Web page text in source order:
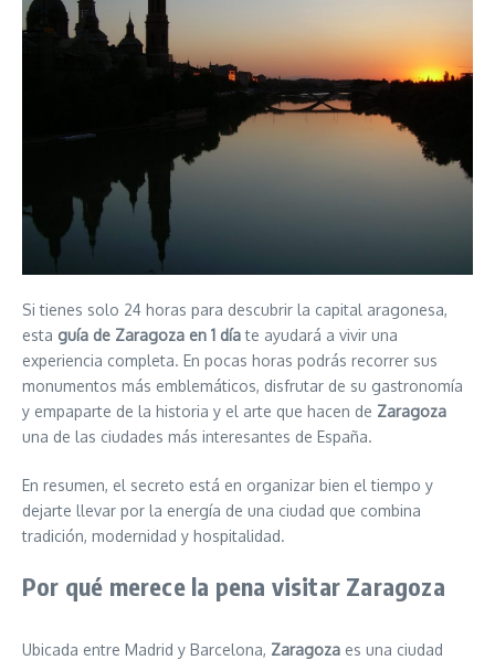
Si tienes solo 24 horas para descubrir la capital aragonesa,
esta guía de Zaragoza en 1 díate ayudará a vivir una
experiencia completa. En pocas horas podrás recorrer sus
monumentos más emblemáticos, disfrutar de su gastronomía
y empaparte de la historia y el arte que hacen de Zaragoza
una de las ciudades más interesantes de España.
En resumen, el secreto está en organizar bien el tiempo y
dejarte llevar por la energía de una ciudad que combina
tradición, modernidad y hospitalidad.
Por qué merece la pena visitar Zaragoza
Ubicada entre Madrid y Barcelona, Zaragoza es una ciudad